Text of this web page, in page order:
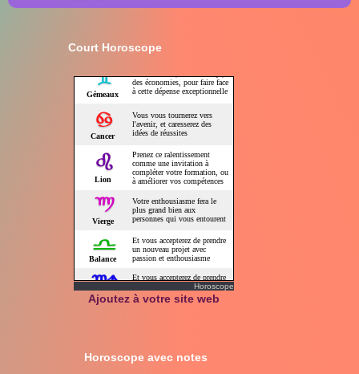
Court Horoscope
Horoscope
Ajoutez à votre site web
Horoscope avec notes